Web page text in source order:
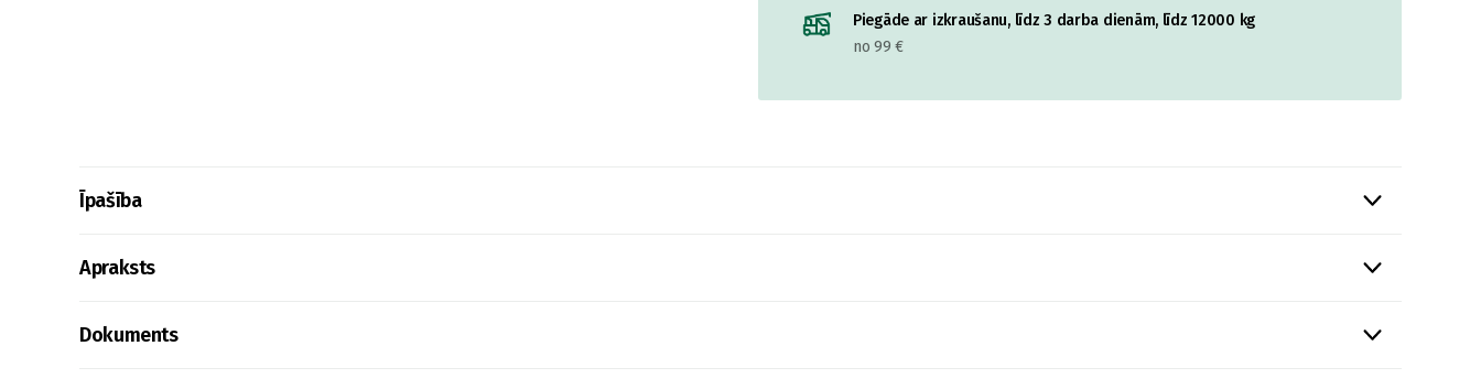
Piegāde ar izkraušanu, līdz 3 darba dienām, līdz 12000 kg
no 99 €
Īpašība
Apraksts
Dokuments